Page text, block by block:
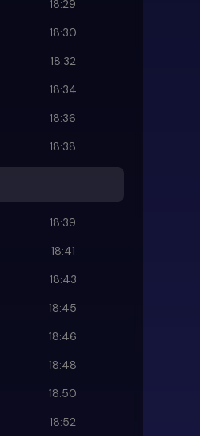
18:29
18:30
18:32
18:34
18:36
18:38
18:39
18:41
18:43
18:45
18:46
18:48
18:50
18:52